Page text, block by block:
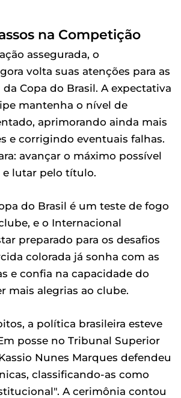
na Competição
assegurada, o
volta suas atenções para as
Copa do Brasil. A expectativa
mantenha o nível de
aprimorando ainda mais
e corrigindo eventuais falhas.
avançar o máximo possível
lutar pelo título.
do Brasil é um teste de fogo
e o Internacional
preparado para os desafios
colorada já sonha com as
e confia na capacidade do
mais alegrias ao clube.
a política brasileira esteve
posse no Tribunal Superior
Nunes Marques defendeu
classificando-as como
A cerimônia contou